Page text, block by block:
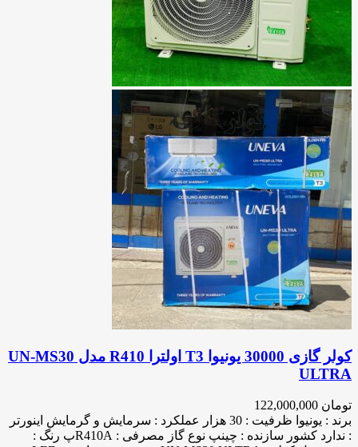
کولر گازی 30000 یونیوا T3 اولترا R410 مدل UN-MS30
ULTRA
تومان
برند : یونیوا ظرفیت : 30 هزار عملکرد : سرمایش و گرمایش اینورتر
: ندارد کشور سازنده : چینپ نوع گاز مصرفی : R410Aپ رنگ :